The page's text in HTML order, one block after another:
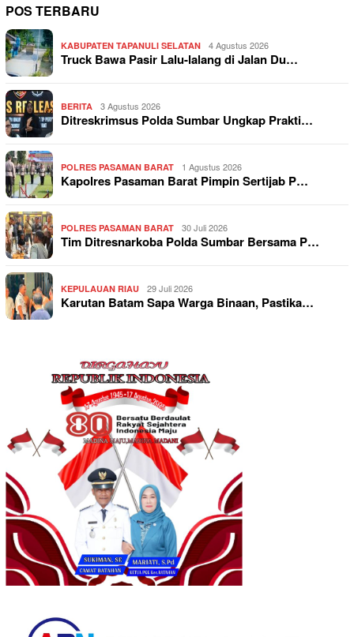
POS TERBARU
KABUPATEN TAPANULI SELATAN 4 Agustus 2026
Truck Bawa Pasir Lalu-lalang di Jalan Du…
BERITA 3 Agustus 2026
Ditreskrimsus Polda Sumbar Ungkap Prakti…
POLRES PASAMAN BARAT 1 Agustus 2026
Kapolres Pasaman Barat Pimpin Sertijab P…
POLRES PASAMAN BARAT 30 Juli 2026
Tim Ditresnarkoba Polda Sumbar Bersama P…
KEPULAUAN RIAU 29 Juli 2026
Karutan Batam Sapa Warga Binaan, Pastika…